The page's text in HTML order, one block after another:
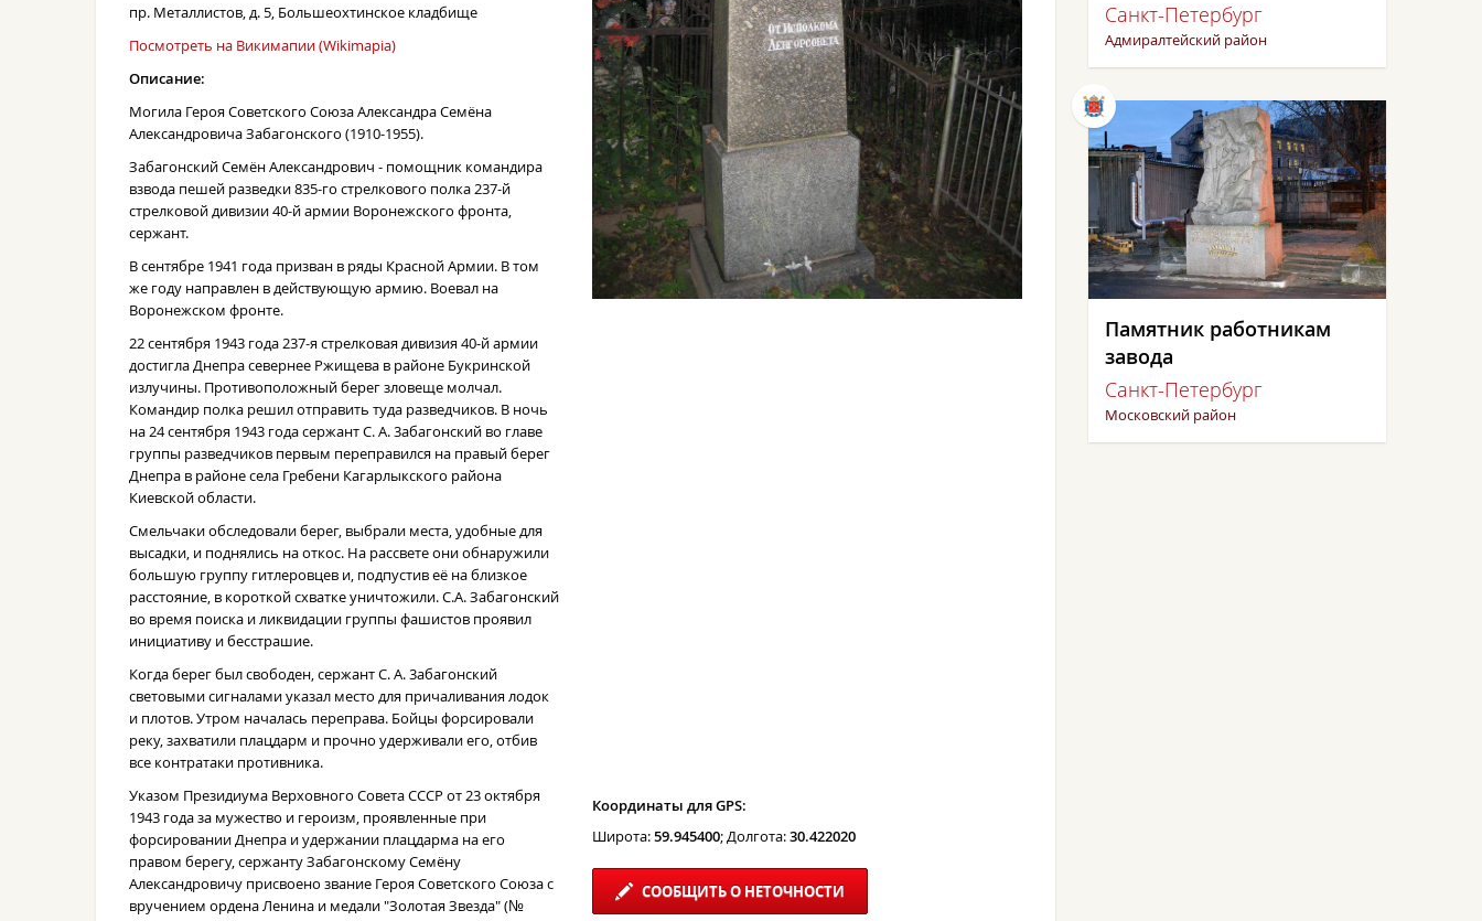
пр. Металлистов, д. 5, Большеохтинское кладбище
Посмотреть на Викимапии (Wikimapia)
Описание:
Могила Героя Советского Союза Александра Семёна
Александровича Забагонского (1910-1955).
Забагонский Семён Александрович - помощник командира
взвода пешей разведки 835-го стрелкового полка 237-й
стрелковой дивизии 40-й армии Воронежского фронта,
сержант.
В сентябре 1941 года призван в ряды Красной Армии. В том
же году направлен в действующую армию. Воевал на
Воронежском фронте.
22 сентября 1943 года 237-я стрелковая дивизия 40-й армии
достигла Днепра севернее Ржищева в районе Букринской
излучины. Противоположный берег зловеще молчал.
Командир полка решил отправить туда разведчиков. В ночь
на 24 сентября 1943 года сержант С. А. 3абагонский во главе
группы разведчиков первым переправился на правый берег
Днепра в районе села Гребени Кагарлыкского района
Киевской области.
Смельчаки обследовали берег, выбрали места, удобные для
высадки, и поднялись на откос. На рассвете они обнаружили
большую группу гитлеровцев и, подпустив её на близкое
расстояние, в короткой схватке уничтожили. С.А. Забагонский
во время поиска и ликвидации группы фашистов проявил
инициативу и бесстрашие.
Когда берег был свободен, сержант С. А. 3абагонский
световыми сигналами указал место для причаливания лодок
и плотов. Утром началась переправа. Бойцы форсировали
реку, захватили плацдарм и прочно удерживали его, отбив
все контратаки противника.
Указом Президиума Верховного Совета СССР от 23 октября
1943 года за мужество и героизм, проявленные при
форсировании Днепра и удержании плацдарма на его
правом берегу, сержанту Забагонскому Семёну
Александровичу присвоено звание Героя Советского Союза с
вручением ордена Ленина и медали "Золотая Звезда" (№
Координаты для GPS:
Широта:59.945400; Долгота:30.422020
СООБЩИТЬ О НЕТОЧНОСТИ
Санкт-Петербург
Адмиралтейский район
Памятник работникам
завода
Санкт-Петербург
Московский район